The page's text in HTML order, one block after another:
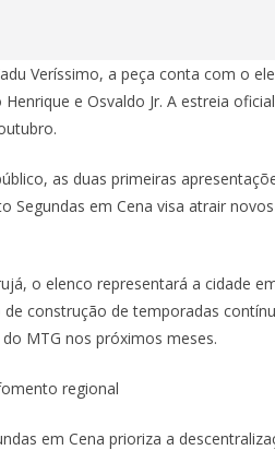
Veríssimo, a peça conta com o
e Osvaldo Jr. A estreia
as duas primeiras
Segundas em Cena visa atrair
o elenco representará a cidade
construção de temporadas
MTG nos próximos meses.
regional
em Cena prioriza a